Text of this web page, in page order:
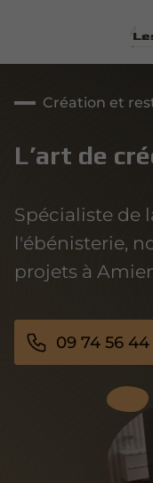
Création et
L’art de
Spécialiste de
l'ébénisterie,
projets à
09 74 56 44